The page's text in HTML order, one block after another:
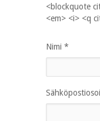
<blockquote
<em> <i> <q
Nimi *